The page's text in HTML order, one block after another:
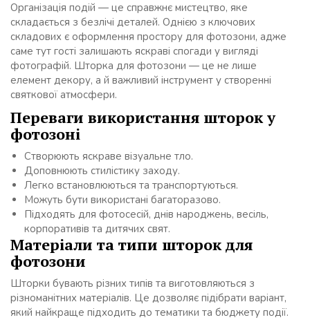
Організація подій — це справжнє мистецтво, яке
складається з безлічі деталей. Однією з ключових
складових є оформлення простору для фотозони, адже
саме тут гості залишають яскраві спогади у вигляді
фотографій. Шторка для фотозони — це не лише
елемент декору, а й важливий інструмент у створенні
святкової атмосфери.
Переваги використання шторок у
фотозоні
Створюють яскраве візуальне тло.
Доповнюють стилістику заходу.
Легко встановлюються та транспортуються.
Можуть бути використані багаторазово.
Підходять для фотосесій, днів народжень, весіль,
корпоративів та дитячих свят.
Матеріали та типи шторок для
фотозони
Шторки бувають різних типів та виготовляються з
різноманітних матеріалів. Це дозволяє підібрати варіант,
який найкраще підходить до тематики та бюджету події.